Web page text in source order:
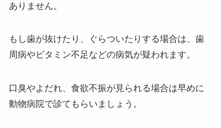
ありません。
もし歯が抜けたり、ぐらついたりする場合は、歯
周病やビタミン不足などの病気が疑われます。
口臭やよだれ、食欲不振が見られる場合は早めに
動物病院で診てもらいましょう。